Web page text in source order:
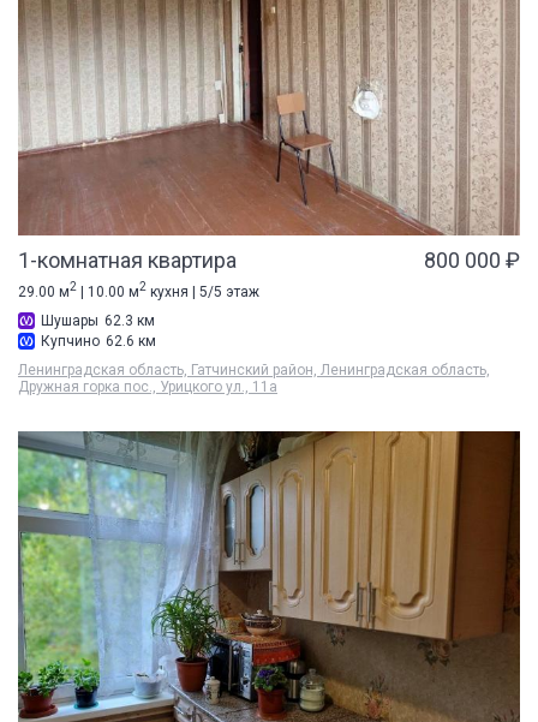
1-комнатная квартира 800 000 ₽
29.00 м2 | 10.00 м2 кухня | 5/5 этаж
Шушары 62.3 км
Купчино 62.6 км
Ленинградская область, Гатчинский район, Ленинградская область,
Дружная горка пос., Урицкого ул., 11а